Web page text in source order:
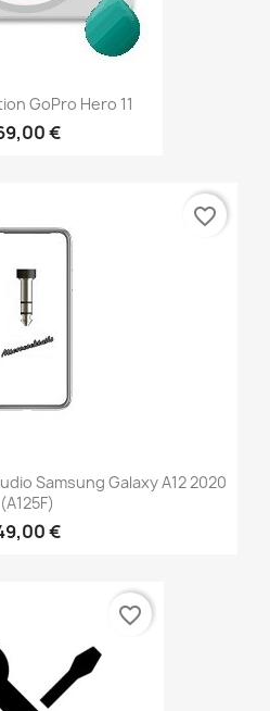
GoPro Hero 11
€
Samsung Galaxy A12 2020
(A125F)
€
favorite_border
favorite_border